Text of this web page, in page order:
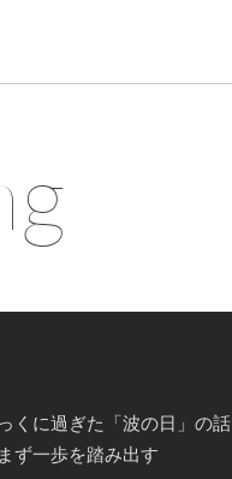
くに過ぎた「波の日」の話
ず一歩を踏み出す